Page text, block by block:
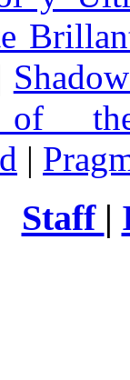
|
Staff |